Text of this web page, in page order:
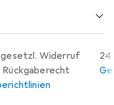
gesetzl. Widerruf
Rückgaberecht
24